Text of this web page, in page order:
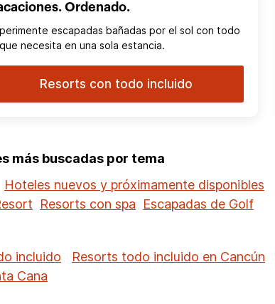
Ordenado.
escapadas bañadas por el sol con todo
necesita en una sola estancia.
Resorts con todo incluido
más buscadas por tema
Hoteles nuevos y próximamente disponibles
Resorts con spa
Escapadas de Golf
incluido
Resorts todo incluido en Cancún
Cana